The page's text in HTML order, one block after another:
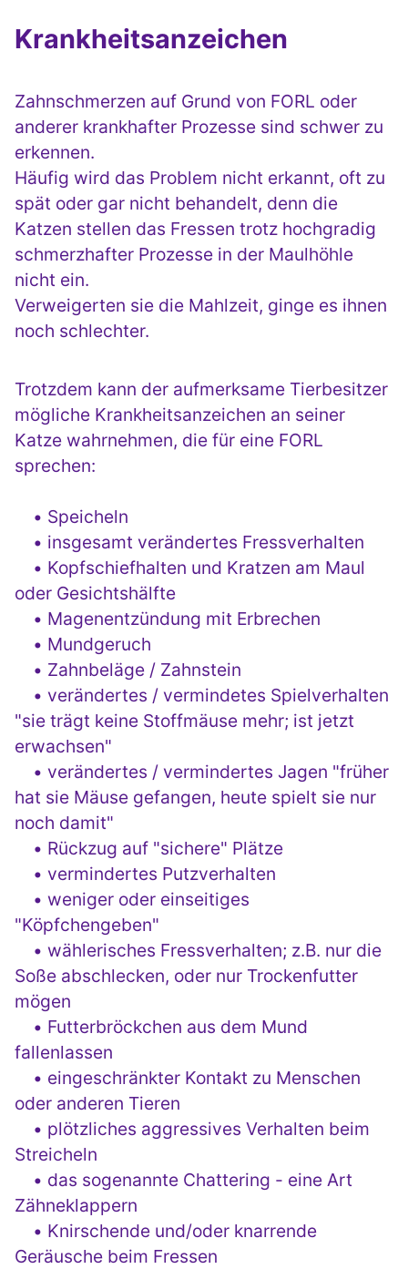
Krankheitsanzeichen
Zahnschmerzen auf Grund von FORL oder
anderer krankhafter Prozesse sind schwer zu
erkennen.
Häufig wird das Problem nicht erkannt, oft zu
spät oder gar nicht behandelt, denn die
Katzen stellen das Fressen trotz hochgradig
schmerzhafter Prozesse in der Maulhöhle
nicht ein.
Verweigerten sie die Mahlzeit, ginge es ihnen
noch schlechter.
Trotzdem kann der aufmerksame Tierbesitzer
mögliche Krankheitsanzeichen an seiner
Katze wahrnehmen, die für eine FORL
sprechen:
• Speicheln
• insgesamt verändertes Fressverhalten
• Kopfschiefhalten und Kratzen am Maul
oder Gesichtshälfte
• Magenentzündung mit Erbrechen
• Mundgeruch
• Zahnbeläge / Zahnstein
• verändertes / vermindetes Spielverhalten
"sie trägt keine Stoffmäuse mehr; ist jetzt
erwachsen"
• verändertes / vermindertes Jagen "früher
hat sie Mäuse gefangen, heute spielt sie nur
noch damit"
• Rückzug auf "sichere" Plätze
• vermindertes Putzverhalten
• weniger oder einseitiges
"Köpfchengeben"
• wählerisches Fressverhalten; z.B. nur die
Soße abschlecken, oder nur Trockenfutter
mögen
• Futterbröckchen aus dem Mund
fallenlassen
• eingeschränkter Kontakt zu Menschen
oder anderen Tieren
• plötzliches aggressives Verhalten beim
Streicheln
• das sogenannte Chattering - eine Art
Zähneklappern
• Knirschende und/oder knarrende
Geräusche beim Fressen